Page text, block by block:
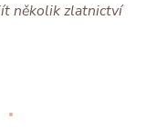
několik zlatnictví